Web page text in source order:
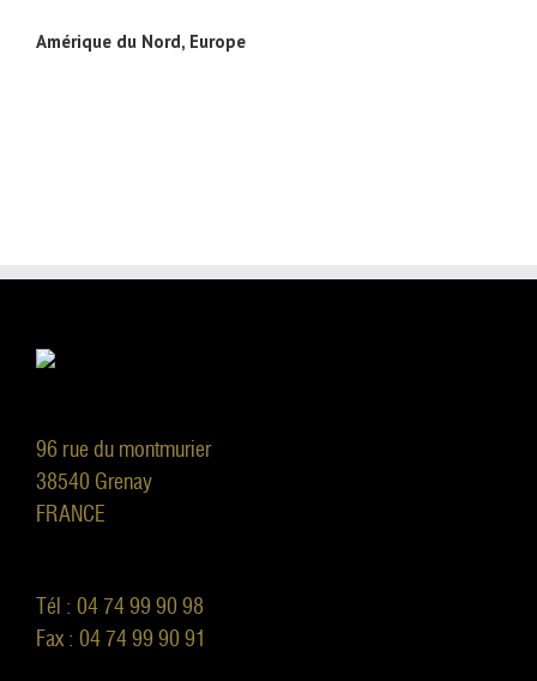
Amérique du Nord, Europe
96 rue du montmurier
38540 Grenay
FRANCE
Tél : 04 74 99 90 98
Fax : 04 74 99 90 91